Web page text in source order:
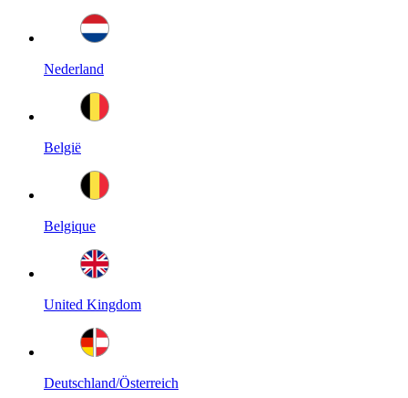
Nederland
België
Belgique
United Kingdom
Deutschland/Österreich